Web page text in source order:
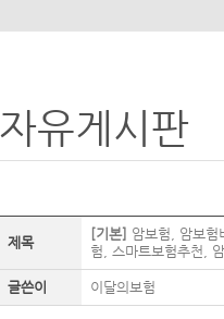
자유게시판
제목
[기본] 암보험, 암보험
험, 스마트보험추천,
글쓴이 이달의보험